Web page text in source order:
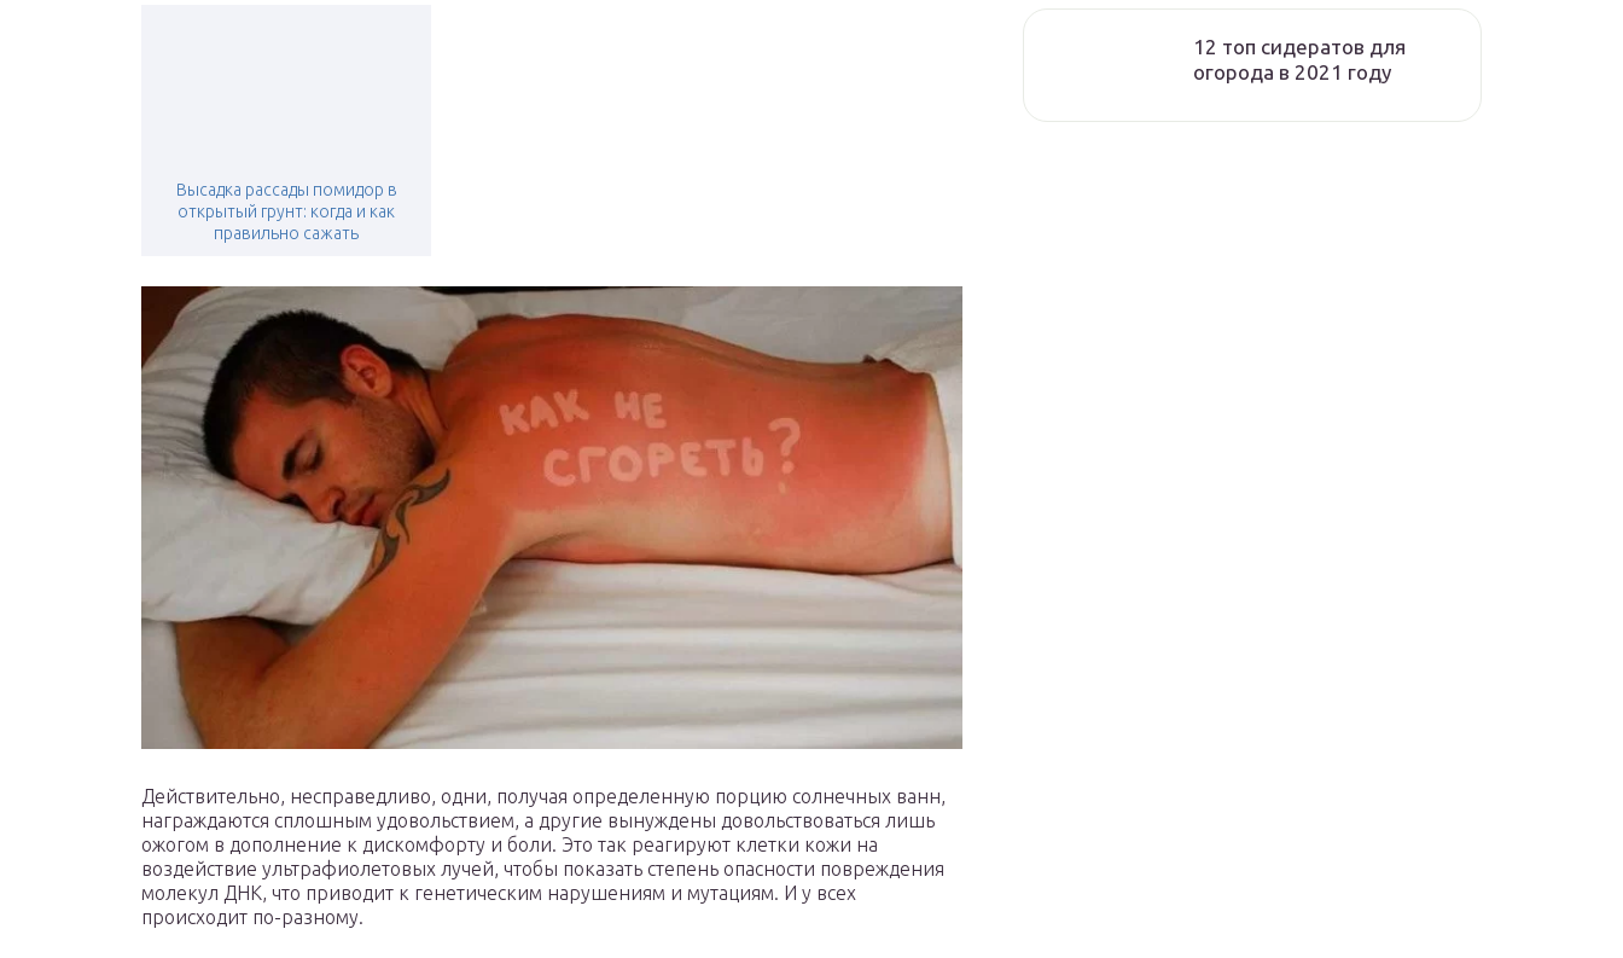
Высадка рассады помидор в
открытый грунт: когда и как
правильно сажать
Действительно, несправедливо, одни, получая определенную порцию солнечных ванн,
награждаются сплошным удовольствием, а другие вынуждены довольствоваться лишь
ожогом в дополнение к дискомфорту и боли. Это так реагируют клетки кожи на
воздействие ультрафиолетовых лучей, чтобы показать степень опасности повреждения
молекул ДНК, что приводит к генетическим нарушениям и мутациям. И у всех
происходит по-разному.
12 топ сидератов для
огорода в 2021 году